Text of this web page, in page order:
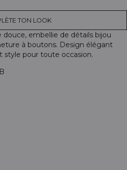
TON LOOK
embellie de détails bijou
à boutons. Design élégant
style pour toute occasion.